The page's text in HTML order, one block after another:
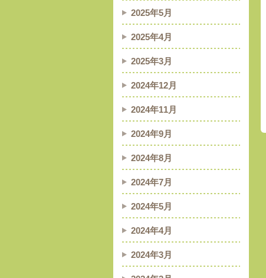
2025年5月
2025年4月
2025年3月
2024年12月
2024年11月
2024年9月
2024年8月
2024年7月
2024年5月
2024年4月
2024年3月